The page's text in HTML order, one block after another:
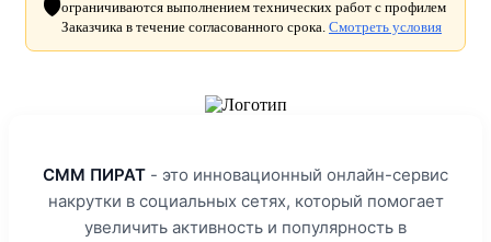
🛡️ограничиваются выполнением технических работ с профилем
Заказчика в течение согласованного срока. Смотреть условия
СММ ПИРАТ - это инновационный онлайн-сервис
накрутки в социальных сетях, который помогает
увеличить активность и популярность в